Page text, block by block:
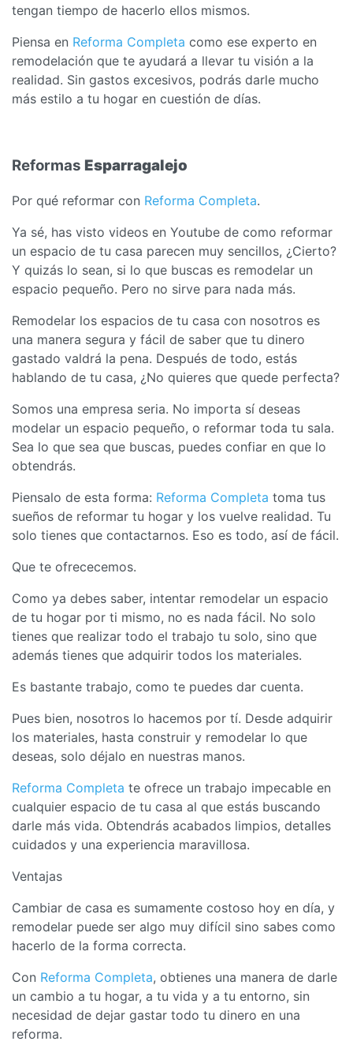
tengan tiempo de hacerlo ellos mismos.
Piensa en Reforma Completa como ese experto en
remodelación que te ayudará a llevar tu visión a la
realidad. Sin gastos excesivos, podrás darle mucho
más estilo a tu hogar en cuestión de días.
Reformas Esparragalejo
Por qué reformar con Reforma Completa.
Ya sé, has visto videos en Youtube de como reformar
un espacio de tu casa parecen muy sencillos, ¿Cierto?
Y quizás lo sean, si lo que buscas es remodelar un
espacio pequeño. Pero no sirve para nada más.
Remodelar los espacios de tu casa con nosotros es
una manera segura y fácil de saber que tu dinero
gastado valdrá la pena. Después de todo, estás
hablando de tu casa, ¿No quieres que quede perfecta?
Somos una empresa seria. No importa sí deseas
modelar un espacio pequeño, o reformar toda tu sala.
Sea lo que sea que buscas, puedes confiar en que lo
obtendrás.
Piensalo de esta forma: Reforma Completa toma tus
sueños de reformar tu hogar y los vuelve realidad. Tu
solo tienes que contactarnos. Eso es todo, así de fácil.
Que te ofrececemos.
Como ya debes saber, intentar remodelar un espacio
de tu hogar por ti mismo, no es nada fácil. No solo
tienes que realizar todo el trabajo tu solo, sino que
además tienes que adquirir todos los materiales.
Es bastante trabajo, como te puedes dar cuenta.
Pues bien, nosotros lo hacemos por tí. Desde adquirir
los materiales, hasta construir y remodelar lo que
deseas, solo déjalo en nuestras manos.
Reforma Completa te ofrece un trabajo impecable en
cualquier espacio de tu casa al que estás buscando
darle más vida. Obtendrás acabados limpios, detalles
cuidados y una experiencia maravillosa.
Ventajas
Cambiar de casa es sumamente costoso hoy en día, y
remodelar puede ser algo muy difícil sino sabes como
hacerlo de la forma correcta.
Con Reforma Completa, obtienes una manera de darle
un cambio a tu hogar, a tu vida y a tu entorno, sin
necesidad de dejar gastar todo tu dinero en una
reforma.